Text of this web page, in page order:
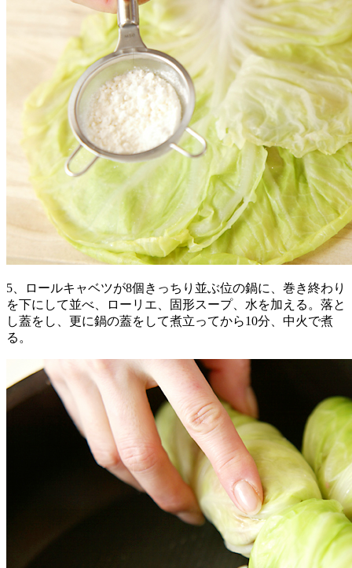
5、ロールキャベツが8個きっちり並ぶ位の鍋に、巻き終わり
を下にして並べ、ローリエ、固形スープ、水を加える。落と
し蓋をし、更に鍋の蓋をして煮立ってから10分、中火で煮
る。